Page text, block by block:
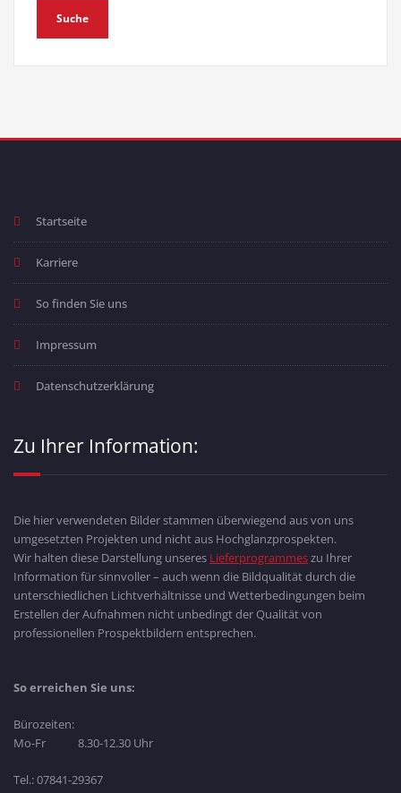
Startseite
Karriere
So finden Sie uns
Impressum
Datenschutzerklärung
Zu Ihrer Information:
Die hier verwendeten Bilder stammen überwiegend aus von uns
umgesetzten Projekten und nicht aus Hochglanzprospekten.
Wir halten diese Darstellung unseres Lieferprogrammeszu Ihrer
Information für sinnvoller – auch wenn die Bildqualität durch die
unterschiedlichen Lichtverhältnisse und Wetterbedingungen beim
Erstellen der Aufnahmen nicht unbedingt der Qualität von
professionellen Prospektbildern entsprechen.
So erreichen Sie uns:
Bürozeiten:
Mo-Fr 8.30-12.30 Uhr
Tel.: 07841-29367